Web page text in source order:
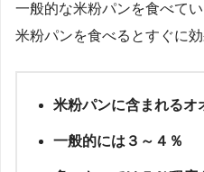
一般的な米粉パンを食べてい
米粉パンを食べるとすぐに
米粉パンに含まれるオ
一般的には３～４％